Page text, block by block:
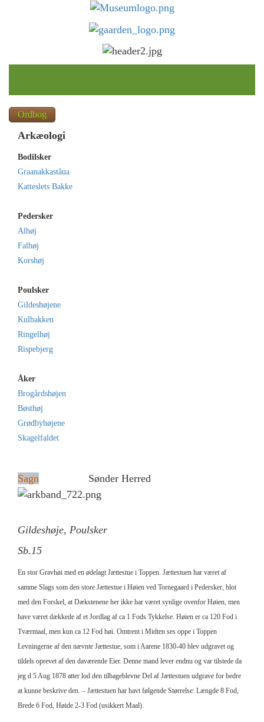
Ordbog
Arkæologi
Bodilsker
Graanakkastâua
Katteslets Bakke
Pedersker
Alhøj
Falhøj
Korshøj
Poulsker
Gildeshøjene
Kulbakken
Ringelhøj
Rispebjerg
Åker
Brogårdshøjen
Bøsthøj
Grødbyhøjene
Skagelfaldet
Sagn Sønder Herred
Gildeshøje, Poulsker
Sb.15
En stor Gravhøi med en ødelagt Jættestue i Toppen. Jættestuen har været af
samme Slags som den store Jættestue i Høien ved Tornegaard i Pedersker, blot
med den Forskel, at Dækstenene her ikke har været synlige ovenfor Høien, men
have været dækkede af et Jordlag af ca 1 Fods Tykkelse. Høien er ca 120 Fod i
Tværmaal, men kun ca 12 Fod høi. Omtrent i Midten ses oppe i Toppen
Levningerne af den nævnte Jættestue, som i Aarene 1830-40 blev udgravet og
tildels oprevet af den daværende Eier. Denne mand lever endnu og var tilstede da
jeg d 5 Aug 1878 atter lod den tilbageblevne Del af Jættestuen udgrave for bedre
at kunne beskrive den. – Jættestuen har havt følgende Størrelse: Længde 8 Fod,
Brede 6 Fod, Høide 2-3 Fod (usikkert Maal).